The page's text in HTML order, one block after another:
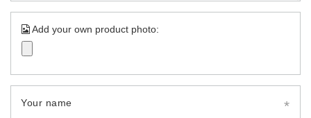
Add your own product photo:
Your name